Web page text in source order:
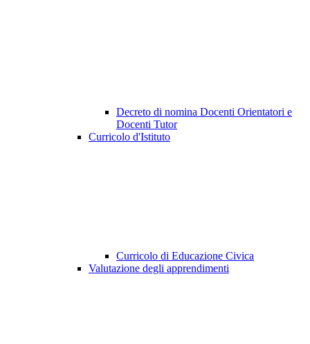
Decreto di nomina Docenti Orientatori e
Docenti Tutor
Curricolo d'Istituto
Curricolo di Educazione Civica
Valutazione degli apprendimenti